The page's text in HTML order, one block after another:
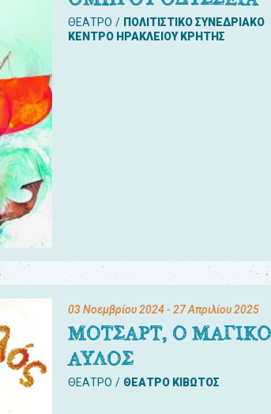
ΘΕΑΤΡΟ
ΠΟΛΙΤΙΣΤΙΚΟ ΣΥΝΕΔΡΙΑΚΟ
ΚΕΝΤΡΟ ΗΡΑΚΛΕΙΟΥ ΚΡΗΤΗΣ
03 Νοεμβρίου 2024- 27 Απριλίου 2025
ΜΟΤΣΑΡΤ, Ο
ΑΥΛΟΣ
ΘΕΑΤΡΟ ΘΕΑΤΡΟ ΚΙΒΩΤΟΣ